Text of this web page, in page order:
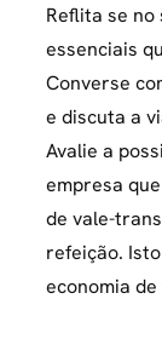
Reflita se no
essenciais
Converse
e discuta a
Avalie a
empresa
de vale-
refeição.
economia